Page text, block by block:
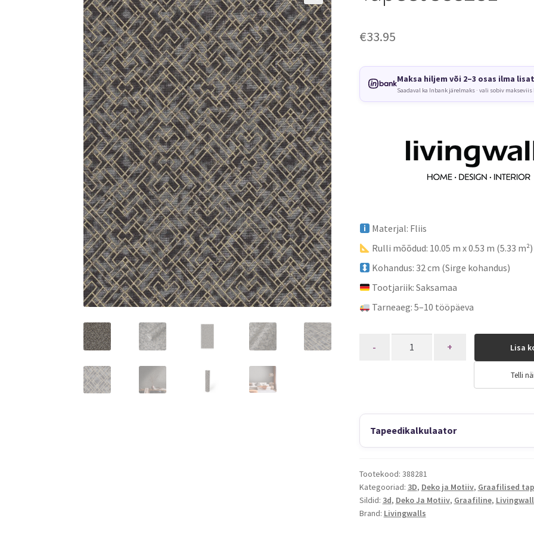
€33.95
Maksa hiljem või 2–3 osas ilma
Saadaval ka Inbank järelmaks · vali sobiv makseviis
Materjal: Fliis
Rulli mõõdud: 10.05 m x 0.53 m (5.33 m²)
Kohandus: 32 cm (Sirge kohandus)
Tootjariik: Saksamaa
Tarneaeg: 5–10 tööpäeva
Lisa
Telli
Tapeedikalkulaator
Tootekood: 388281
Kategooriad: 3D, Deko ja Motiiv, Graafilised
Sildid: 3d, Deko Ja Motiiv, Graafiline,
Brand: Livingwalls